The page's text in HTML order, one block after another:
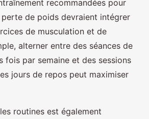
recommandées pour
de poids devraient intégrer
de musculation et de
alterner entre des séances de
fois par semaine et des sessions
jours de repos peut maximiser
routines est également